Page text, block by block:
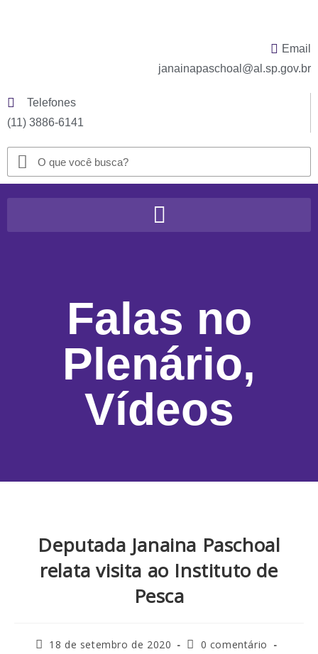
Email
janainapaschoal@al.sp.gov.br
Telefones
(11) 3886-6141
Falas no
Plenário,
Vídeos
Deputada Janaina Paschoal
relata visita ao Instituto de
Pesca
18 de setembro de 2020
0 comentário